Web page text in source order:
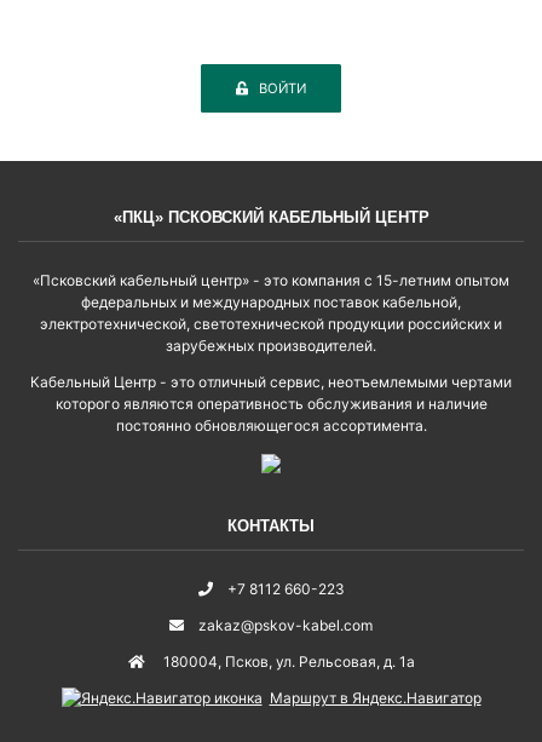
ВОЙТИ
«ПКЦ» ПСКОВСКИЙ КАБЕЛЬНЫЙ ЦЕНТР
«Псковский кабельный центр» - это компания с 15-летним опытом
федеральных и международных поставок кабельной,
электротехнической, светотехнической продукции российских и
зарубежных производителей.
Кабельный Центр - это отличный сервис, неотъемлемыми чертами
которого являются оперативность обслуживания и наличие
постоянно обновляющегося ассортимента.
КОНТАКТЫ
+7 8112 660-223
zakaz@pskov-kabel.com
180004, Псков, ул. Рельсовая, д. 1а
Маршрут в Яндекс.Навигатор